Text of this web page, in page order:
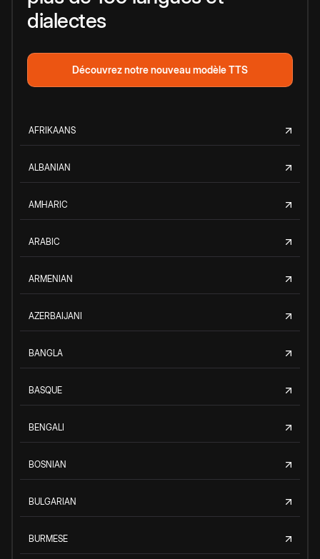
dialectes
Découvrez notre nouveau modèle TTS
AFRIKAANS
ALBANIAN
AMHARIC
ARABIC
ARMENIAN
AZERBAIJANI
BANGLA
BASQUE
BENGALI
BOSNIAN
BULGARIAN
BURMESE